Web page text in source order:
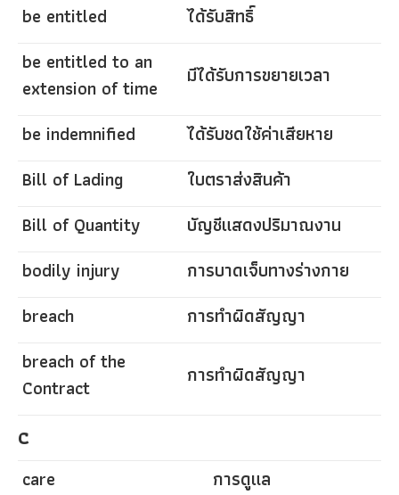
be entitled
ได้รับสิทธิ์
be entitled to an
extension of time
มีได้รับการขยายเวลา
be indemnified
ได้รับชดใช้ค่าเสียหาย
Bill of Lading
ใบตราส่งสินค้า
Bill of Quantity
บัญชีแสดงปริมาณงาน
bodily injury
การบาดเจ็บทางร่างกาย
breach
การทำผิดสัญญา
breach of the
Contract
การทำผิดสัญญา
C
care
การดูแล